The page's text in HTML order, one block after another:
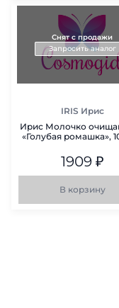
Снят с продажи
Запросить аналог
IRIS Ирис
Ирис Молочко
«Голубая ромашка»,
1909₽
В корзину